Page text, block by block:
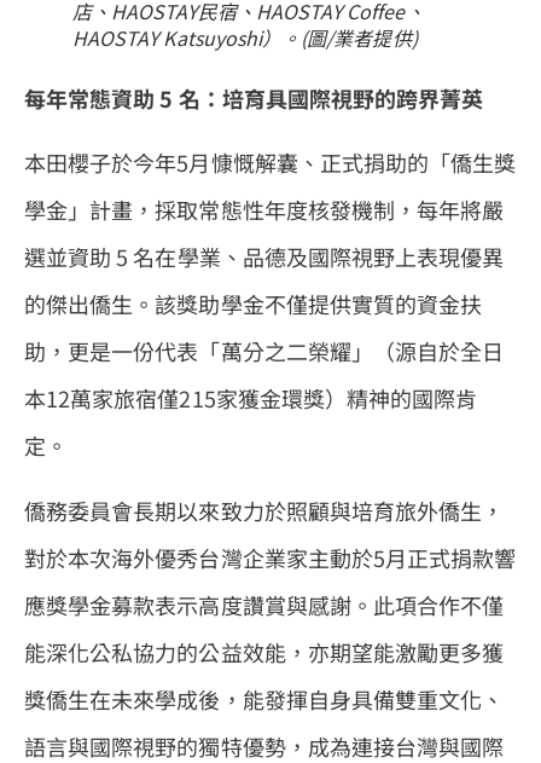
店、HAOSTAY民宿、HAOSTAY Coffee、
HAOSTAY Katsuyoshi）。(圖/業者提供)
每年常態資助 5 名：培育具國際視野的跨界菁英
本田櫻子於今年5月慷慨解囊、正式捐助的「僑生獎
學金」計畫，採取常態性年度核發機制，每年將嚴
選並資助 5 名在學業、品德及國際視野上表現優異
的傑出僑生。該獎助學金不僅提供實質的資金扶
助，更是一份代表「萬分之二榮耀」（源自於全日
本12萬家旅宿僅215家獲金環獎）精神的國際肯
定。
僑務委員會長期以來致力於照顧與培育旅外僑生，
對於本次海外優秀台灣企業家主動於5月正式捐款響
應獎學金募款表示高度讚賞與感謝。此項合作不僅
能深化公私協力的公益效能，亦期望能激勵更多獲
獎僑生在未來學成後，能發揮自身具備雙重文化、
語言與國際視野的獨特優勢，成為連接台灣與國際